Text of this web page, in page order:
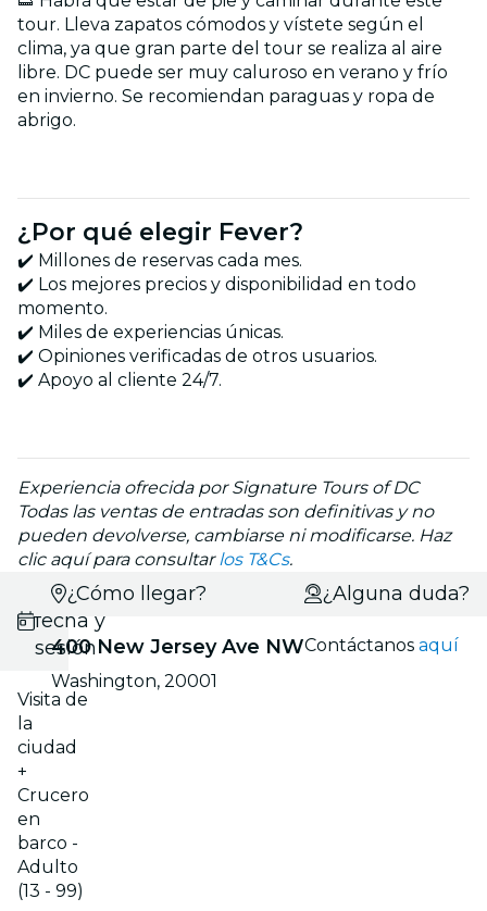
tour. Lleva zapatos cómodos y vístete según el
clima, ya que gran parte del tour se realiza al aire
libre. DC puede ser muy caluroso en verano y frío
en invierno. Se recomiendan paraguas y ropa de
abrigo.
¿Por qué elegir Fever?
✔️ Millones de reservas cada mes.
✔️ Los mejores precios y disponibilidad en todo
momento.
✔️ Miles de experiencias únicas.
✔️ Opiniones verificadas de otros usuarios.
✔️ Apoyo al cliente 24/7.
Experiencia ofrecida por Signature Tours of DC
Todas las ventas de entradas son definitivas y no
pueden devolverse, cambiarse ni modificarse. Haz
clic aquí para consultar los T&Cs.
Selecciona
fecha y
sesión
Visita de
la
ciudad
+
Crucero
en
barco -
Adulto
(13 - 99)
¿Cómo llegar?
400 New Jersey Ave NW
Washington, 20001
¿Alguna duda?
Contáctanosaquí